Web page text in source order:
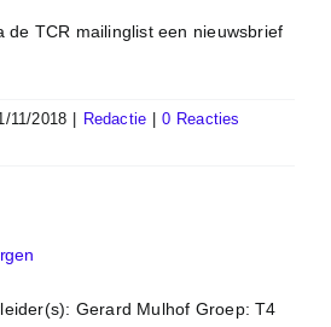
de TCR mailinglist een nieuwsbrief
11/2018 Redactie
0 Reacties
Gerard Mulhof Groep: T4